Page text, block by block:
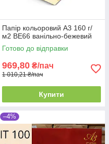
Папір кольоровий А3 160 г/
м2 BE66 ванільно-бежевий
Готово до відправки
969,80 ₴/пач
1 010,21 ₴/пач
Купити
–4%